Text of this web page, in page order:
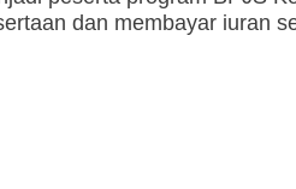
dan membayar iuran